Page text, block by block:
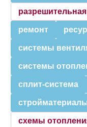
ремонт
системы
системы
сплит-система
схемы